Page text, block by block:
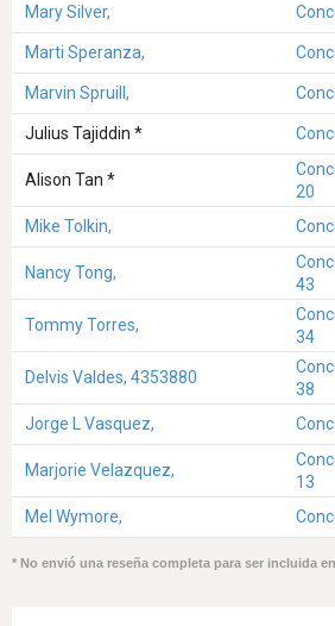
Mary Silver,
Marti Speranza,
Marvin Spruill,
Julius Tajiddin *
Alison Tan *
20
Mike Tolkin,
Nancy Tong,
43
Tommy Torres,
34
Delvis Valdes, 4353880
38
Jorge L Vasquez,
Marjorie Velazquez,
13
Mel Wymore,
* No envió una reseña completa para ser incluida